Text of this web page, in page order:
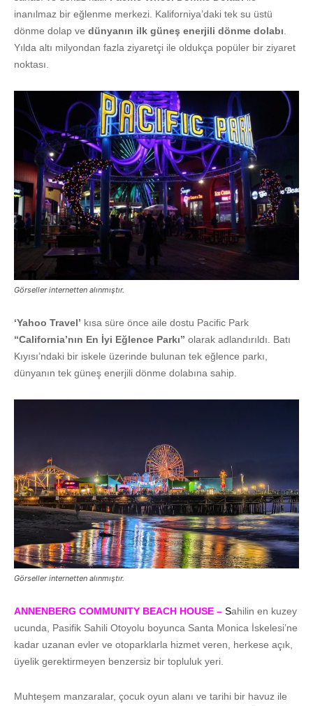
inanılmaz bir eğlenme merkezi. Kaliforniya’daki tek su üstü
dönme dolap ve dünyanın ilk güneş enerjili dönme dolabı
Yılda altı milyondan fazla ziyaretçi ile oldukça popüler bir ziyaret
noktası.
Görseller internetten alınmıştır.
‘Yahoo Travel’ kısa süre önce aile dostu Pacific Park
“California’nın En İyi Eğlence Parkı” olarak adlandırıldı. Batı
Kıyısı’ndaki bir iskele üzerinde bulunan tek eğlence parkı,
dünyanın tek güneş enerjili dönme dolabına sahip.
Görseller internetten alınmıştır.
ANNENBERG COMMUNITY BEACH HOUSE – Sahilin en kuzey
ucunda, Pasifik Sahili Otoyolu boyunca Santa Monica İskelesi’ne
kadar uzanan evler ve otoparklarla hizmet veren, herkese açık,
üyelik gerektirmeyen benzersiz bir topluluk yeri.
Muhteşem manzaralar, çocuk oyun alanı ve tarihi bir havuz ile